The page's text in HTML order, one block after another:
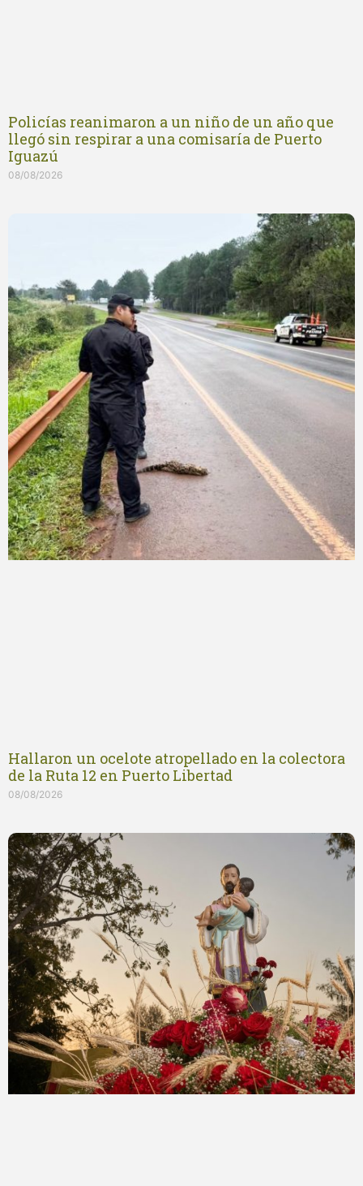
Policías reanimaron a un niño de un año que
llegó sin respirar a una comisaría de Puerto
Iguazú
08/08/2026
Hallaron un ocelote atropellado en la colectora
de la Ruta 12 en Puerto Libertad
08/08/2026